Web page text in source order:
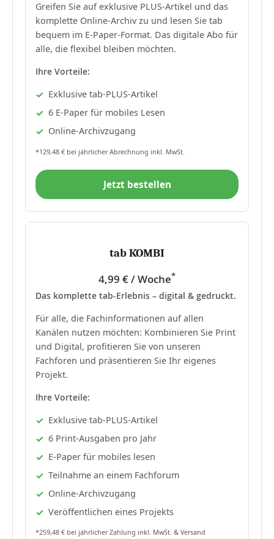
Greifen Sie auf exklusive PLUS-Artikel und das
komplette Online-Archiv zu und lesen Sie tab
bequem im E-Paper-Format. Das digitale Abo für
alle, die flexibel bleiben möchten.
Ihre Vorteile:
Exklusive tab-PLUS-Artikel
6 E-Paper für mobiles Lesen
Online-Archivzugang
*129,48 € bei jährlicher Abrechnung inkl. MwSt.
Jetzt bestellen
tab KOMBI
4,99 € / Woche*
Das komplette tab-Erlebnis – digital & gedruckt.
Für alle, die Fachinformationen auf allen
Kanälen nutzen möchten: Kombinieren Sie Print
und Digital, profitieren Sie von unseren
Fachforen und präsentieren Sie Ihr eigenes
Projekt.
Ihre Vorteile:
Exklusive tab-PLUS-Artikel
6 Print-Ausgaben pro Jahr
E-Paper für mobiles lesen
Teilnahme an einem Fachforum
Online-Archivzugang
Veröffentlichen eines Projekts
*259,48 € bei jährlicher Zahlung inkl. MwSt. & Versand